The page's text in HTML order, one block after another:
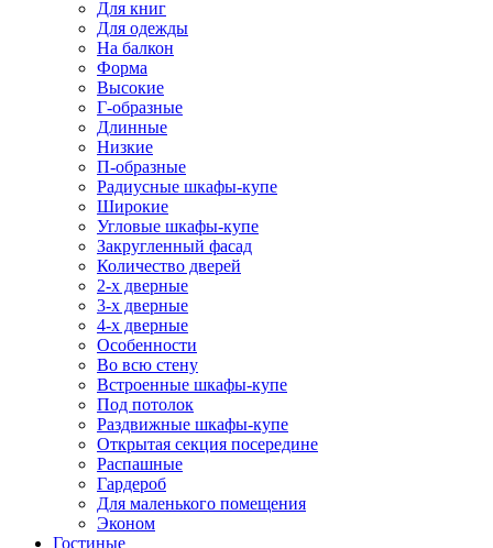
Для книг
Для одежды
На балкон
Форма
Высокие
Г-образные
Длинные
Низкие
П-образные
Радиусные шкафы-купе
Широкие
Угловые шкафы-купе
Закругленный фасад
Количество дверей
2-х дверные
3-х дверные
4-х дверные
Особенности
Во всю стену
Встроенные шкафы-купе
Под потолок
Раздвижные шкафы-купе
Открытая секция посередине
Распашные
Гардероб
Для маленького помещения
Эконом
Гостиные